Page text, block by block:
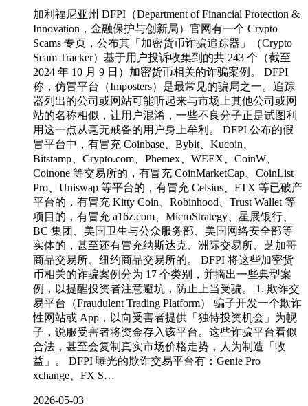
加利福尼亚州 DFPI（Department of Financial Protection &
Innovation，金融保护与创新局）官网有一个 Crypto
Scams 专页，公布其「加密货币诈骗追踪器」（Crypto
Scam Tracker）基于用户投诉收集到的共 243 个（截至
2024 年 10 月 9 日）加密货币相关的诈骗案例。 DFPI
称，仿冒平台（Imposters）是最常见的骗局之一。追踪
器列出的公司或网站可能听起来与市场上其他公司或网
站的名称相似，让用户混淆，一些不良分子正是试图利
用这一点从毫无戒备的用户身上牟利。 DFPI 公布的假
冒平台中，有冒充 Coinbase、Bybit、Kucoin、
Bitstamp、Crypto.com、Phemex、WEEX、CoinW、
Coinone 等交易所的，有冒充 CoinMarketCap、CoinList
Pro、Uniswap 等平台的，有冒充 Celsius、FTX 等已破产
平台的，有冒充 Kitty Coin、Robinhood、Trust Wallet 等
项目的，有冒充 a16z.com、MicroStrategy、星展银行、
BC 集团、美国卫生与公众服务部、美国网络安全部等
实体的，甚至还有冒充纳斯达克、洲际交易所、芝加哥
商品交易所、纽约商品交易所的。 DFPI 将这些加密货
币相关的诈骗案例分为 17 个类别，并摘出一些典型案
例，以提醒投资者注意避坑，防止上当受骗。 1. 欺诈交
易平台（Fraudulent Trading Platform） 骗子开发一个欺诈
性网站或 App，以向受害者提供「独特投资机会」为幌
子，说服受害者将资金存入该平台。这些诈骗平台看似
合法，甚至会复制真实市场价格走势，人为制造「收
益」。 DFPI 曝光的欺诈交易平台有：Genie Pro
xchange、FX S…
2026-05-03